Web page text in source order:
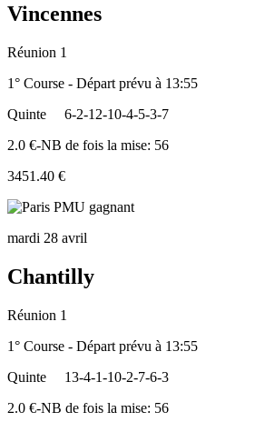
Vincennes
Réunion 1
1° Course - Départ prévu à 13:55
Quinte
6-2-12-10-4-5-3-7
2.0 €-NB de fois la mise: 56
3451.40 €
mardi 28 avril
Chantilly
Réunion 1
1° Course - Départ prévu à 13:55
Quinte
13-4-1-10-2-7-6-3
2.0 €-NB de fois la mise: 56